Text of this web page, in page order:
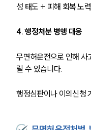
성 태도 + 피해 회복 노
4. 행정처분 병행 대응
무면허운전으로 인해 사
릴 수 있습니다.
행정심판이나 이의신청